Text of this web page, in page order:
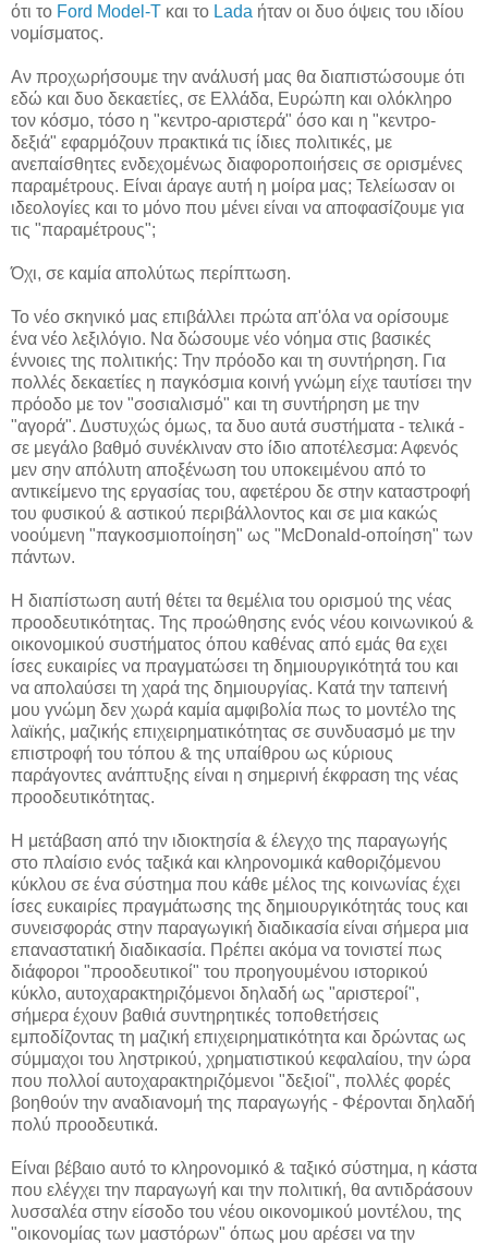
ότι το Ford Model-T και το Lada ήταν οι δυο όψεις του ιδίου
νομίσματος.
Αν προχωρήσουμε την ανάλυσή μας θα διαπιστώσουμε ότι
εδώ και δυο δεκαετίες, σε Ελλάδα, Ευρώπη και ολόκληρο
τον κόσμο, τόσο η "κεντρο-αριστερά" όσο και η "κεντρο-
δεξιά" εφαρμόζουν πρακτικά τις ίδιες πολιτικές, με
ανεπαίσθητες ενδεχομένως διαφοροποιήσεις σε ορισμένες
παραμέτρους. Είναι άραγε αυτή η μοίρα μας; Τελείωσαν οι
ιδεολογίες και το μόνο που μένει είναι να αποφασίζουμε για
τις "παραμέτρους";
Όχι, σε καμία απολύτως περίπτωση.
Το νέο σκηνικό μας επιβάλλει πρώτα απ'όλα να ορίσουμε
ένα νέο λεξιλόγιο. Να δώσουμε νέο νόημα στις βασικές
έννοιες της πολιτικής: Την πρόοδο και τη συντήρηση. Για
πολλές δεκαετίες η παγκόσμια κοινή γνώμη είχε ταυτίσει την
πρόοδο με τον "σοσιαλισμό" και τη συντήρηση με την
"αγορά". Δυστυχώς όμως, τα δυο αυτά συστήματα - τελικά -
σε μεγάλο βαθμό συνέκλιναν στο ίδιο αποτέλεσμα: Αφενός
μεν σην απόλυτη αποξένωση του υποκειμένου από το
αντικείμενο της εργασίας του, αφετέρου δε στην καταστροφή
του φυσικού & αστικού περιβάλλοντος και σε μια κακώς
νοούμενη "παγκοσμιοποίηση" ως "McDonald-οποίηση" των
πάντων.
H διαπίστωση αυτή θέτει τα θεμέλια του ορισμού της νέας
προοδευτικότητας. Της προώθησης ενός νέου κοινωνικού &
οικονομικού συστήματος όπου καθένας από εμάς θα εχει
ίσες ευκαιρίες να πραγματώσει τη δημιουργικότητά του και
να απολαύσει τη χαρά της δημιουργίας. Κατά την ταπεινή
μου γνώμη δεν χωρά καμία αμφιβολία πως το μοντέλο της
λαϊκής, μαζικής επιχειρηματικότητας σε συνδυασμό με την
επιστροφή του τόπου & της υπαίθρου ως κύριους
παράγοντες ανάπτυξης είναι η σημερινή έκφραση της νέας
προοδευτικότητας.
Η μετάβαση από την ιδιοκτησία & έλεγχο της παραγωγής
στο πλαίσιο ενός ταξικά και κληρονομικά καθοριζόμενου
κύκλου σε ένα σύστημα που κάθε μέλος της κοινωνίας έχει
ίσες ευκαιρίες πραγμάτωσης της δημιουργικότητάς τους και
συνεισφοράς στην παραγωγική διαδικασία είναι σήμερα μια
επαναστατική διαδικασία. Πρέπει ακόμα να τονιστεί πως
διάφοροι "προοδευτικοί" του προηγουμένου ιστορικού
κύκλο, αυτοχαρακτηριζόμενοι δηλαδή ως "αριστεροί",
σήμερα έχουν βαθιά συντηρητικές τοποθετήσεις
εμποδίζοντας τη μαζική επιχειρηματικότητα και δρώντας ως
σύμμαχοι του ληστρικού, χρηματιστικού κεφαλαίου, την ώρα
που πολλοί αυτοχαρακτηριζόμενοι "δεξιοί", πολλές φορές
βοηθούν την αναδιανομή της παραγωγής - Φέρονται δηλαδή
πολύ προοδευτικά.
Είναι βέβαιο αυτό το κληρονομικό & ταξικό σύστημα, η κάστα
που ελέγχει την παραγωγή και την πολιτική, θα αντιδράσουν
λυσσαλέα στην είσοδο του νέου οικονομικού μοντέλου, της
"οικονομίας των μαστόρων" όπως μου αρέσει να την